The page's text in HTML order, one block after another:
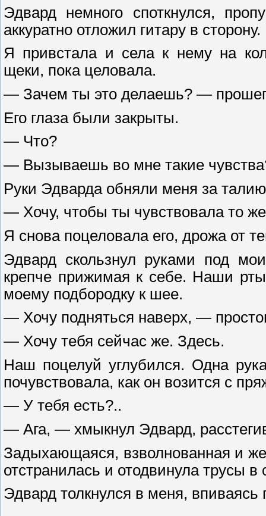
Эдвард немного споткнулся,
аккуратно отложил гитару в сторону.
Я привстала и села к нему на
щеки, пока целовала.
— Зачем ты это делаешь? —
Его глаза были закрыты.
— Что?
— Вызываешь во мне такие
Руки Эдварда обняли меня за
— Хочу, чтобы ты чувствовала то
Я снова поцеловала его, дрожа от
Эдвард скользнул руками под
крепче прижимая к себе. Наши
моему подбородку к шее.
— Хочу подняться наверх, —
— Хочу тебя сейчас же. Здесь.
Наш поцелуй углубился. Одна
почувствовала, как он возится с
— У тебя есть?..
— Ага, — хмыкнул Эдвард,
Задыхающаяся, взволнованная и
отстранилась и отодвинула трусы в
Эдвард толкнулся в меня,